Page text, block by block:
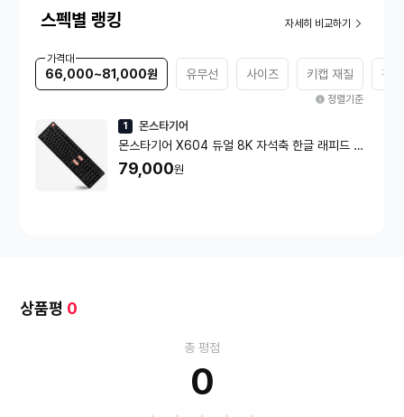
스펙별 랭킹 자세히 비교하기
가격대
66,000~81,000원 유무선 사이즈 키캡 재질 각
정렬기준
1 몬스타기어
몬스타기어 X604 듀얼 8K 자석축 한글 래피드 트
리거 매크로 조약돌 게이밍 키보드
79,000원
상품평 0
총 평점
0